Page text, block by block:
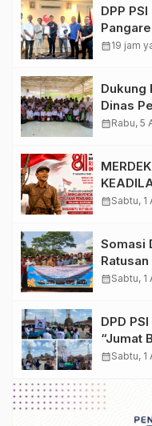
DPP
Struktur
calendar_month19 jam
Dukung
Dinas
Ponpes
calendar_monthRabu, 5
calendar_monthSabtu, 1
Somasi
Beri
calendar_monthSabtu, 1
DPD
“Jumat
Kibang
calendar_monthSabtu, 1